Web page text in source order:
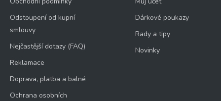
Odstoupení od kupní
smlouvy
Nejčastější dotazy (FAQ)
Reklamace
Doprava, platba a balné
Ochrana osobních
Dárkové poukazy
Rady a tipy
Novinky